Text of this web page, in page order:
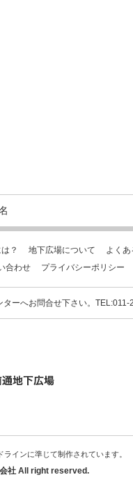
？ 地下広場について
よく
合わせ プライバシーポリシー
ーへお問合せ下さい。
インに準じて制作されています。
社 All right reserved.